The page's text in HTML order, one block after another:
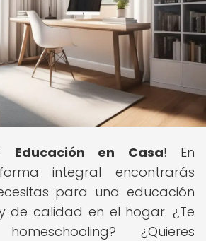
Educación en Casa! En
integral encontrarás
para una educación
de calidad en el hogar. ¿Te
¿Quieres